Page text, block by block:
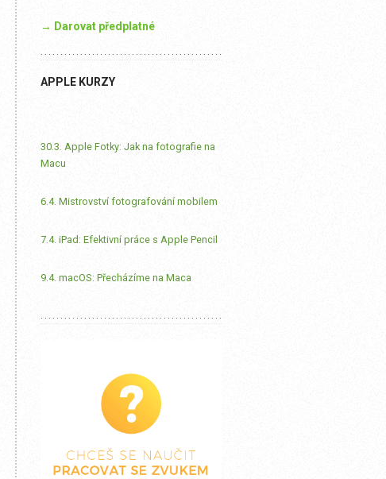
→ Darovat předplatné
APPLE KURZY
30.3. Apple Fotky: Jak na fotografie na
Macu
6.4. Mistrovství fotografování mobilem
7.4. iPad: Efektivní práce s Apple Pencil
9.4. macOS: Přecházíme na Maca